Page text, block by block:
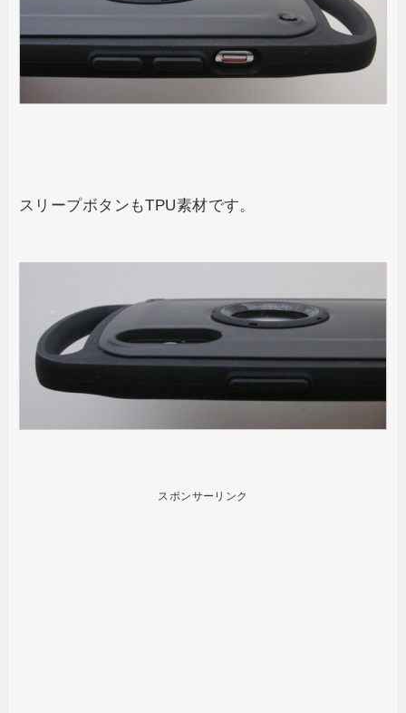
スリープボタンもTPU素材です。
スポンサーリンク